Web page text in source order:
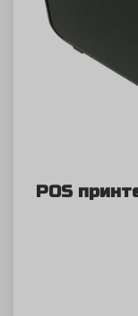
POS